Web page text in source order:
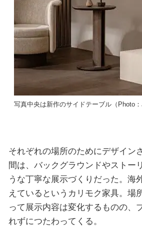
写真中央は新作のサイドテーブル（Photo：
それぞれの場所のためにデザイン
間は、バックグラウンドやストー
うな丁寧な展示づくりだった。海
えているというカリモク家具。場
って展示内容は変化するものの、
れずにつたわってくる。